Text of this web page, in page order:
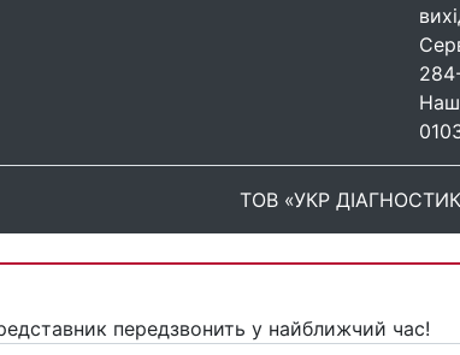
ТОВ «УКР
передзвонить у найближчий час!